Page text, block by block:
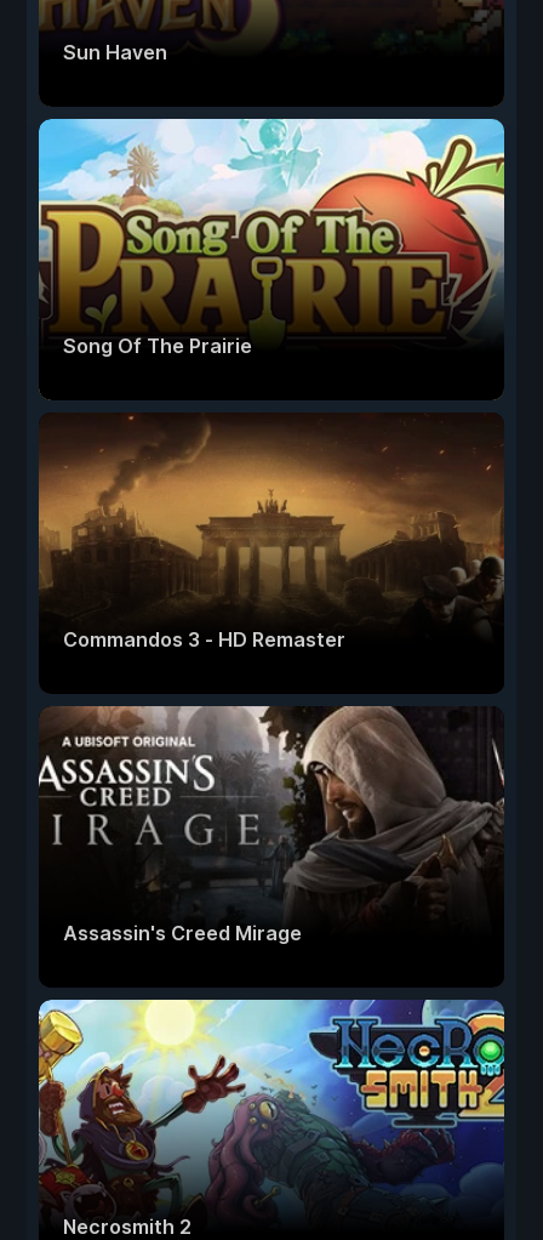
Sun Haven
Song Of The Prairie
Commandos 3 - HD Remaster
Assassin's Creed Mirage
Necrosmith 2